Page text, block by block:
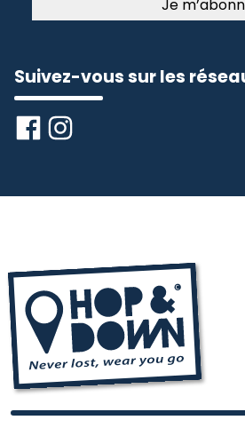
Suivez-vous sur les